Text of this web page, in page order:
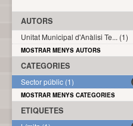
AUTORS
Unitat Municipal d'Anàlisi Te... (1)
MOSTRAR MENYS AUTORS
CATEGORIES
Sector públic (1)
MOSTRAR MENYS CATEGORIES
ETIQUETES